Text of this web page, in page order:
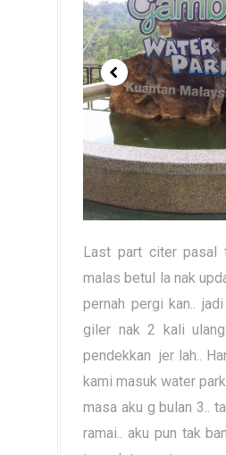
Last part citer pasal
malas betul la nak
pernah pergi kan..
giler nak 2 kali
pendekkan jer lah..
kami masuk water
masa aku g bulan 3..
ramai.. aku pun tak